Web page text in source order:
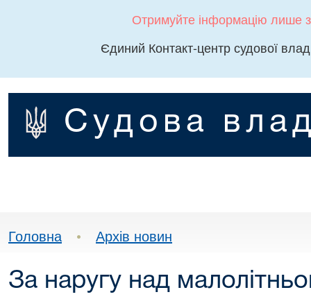
Отримуйте інформацію лише
Єдиний Контакт-центр судової
Судова
Головна • Архів новин
За наругу над